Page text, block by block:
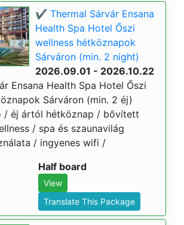
✔️ Thermal Sárvár Ensana
Health Spa Hotel Őszi
wellness hétköznapok
Sárváron (min. 2 night)
2026.09.01 - 2026.10.22
Ensana Health Spa Hotel Őszi
Sárváron (min. 2 éj)
/ éj ártól hétköznap / bővített
/ spa és szaunavilág
/ ingyenes wifi /
Half board
View
Translate This Package